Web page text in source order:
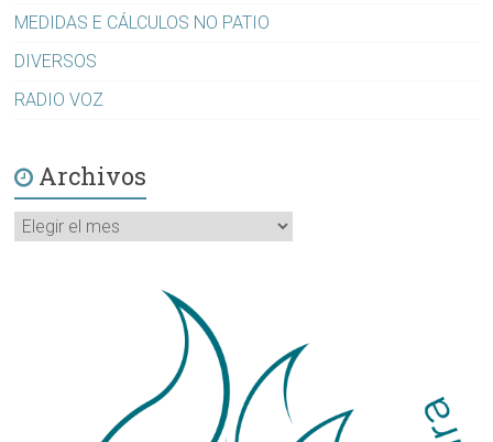
MEDIDAS E CÁLCULOS NO PATIO
DIVERSOS
RADIO VOZ
Archivos
Archivos